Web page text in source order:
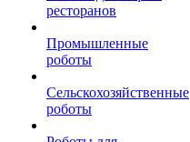
ресторанов
Промышленные
роботы
Сельскохозяйственные
роботы